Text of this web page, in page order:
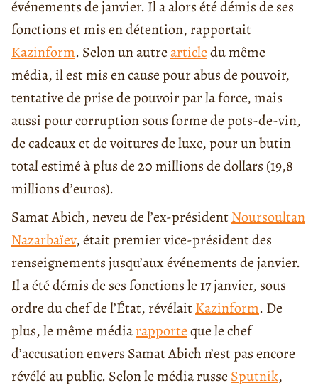
événements de janvier. Il a alors été démis de ses
fonctions et mis en détention, rapportait
Kazinform. Selon un autrearticledu même
média, il est mis en cause pour abus de pouvoir,
tentative de prise de pouvoir par la force, mais
aussi pour corruption sous forme de pots-de-vin,
de cadeaux et de voitures de luxe, pour un butin
total estimé à plus de 20 millions de dollars (19,8
millions d’euros).
Samat Abich, neveu de l’ex-présidentNoursoultan
Nazarbaïev, était premier vice-président des
renseignements jusqu’aux événements de janvier.
Il a été démis de ses fonctions le 17 janvier, sous
ordre du chef de l’État, révélaitKazinform. De
plus, le même médiarapporteque le chef
d’accusation envers Samat Abich n’est pas encore
révélé au public. Selon le média russe Sputnik,